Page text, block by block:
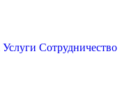
Услуги Сотрудничество